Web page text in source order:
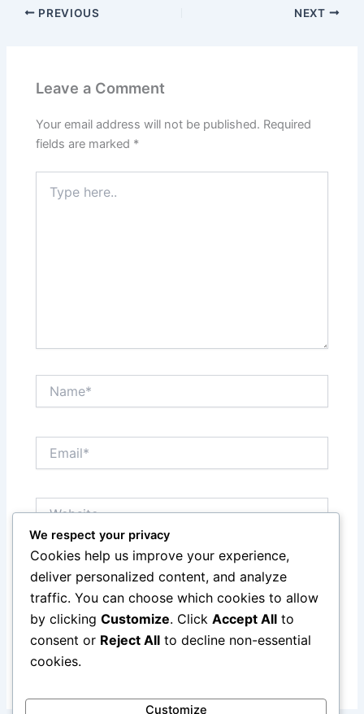
PREVIOUS NEXT
Leave a Comment
Your email address will not be published. Required
fields are marked *
here..
Save my name, email, and website in this browser
for the next time I comment.
We respect your privacy
Cookies help us improve your experience,
deliver personalized content, and analyze
traffic. You can choose which cookies to allow
by clicking Customize. Click Accept All to
consent or Reject All to decline non-essential
cookies.
Customize